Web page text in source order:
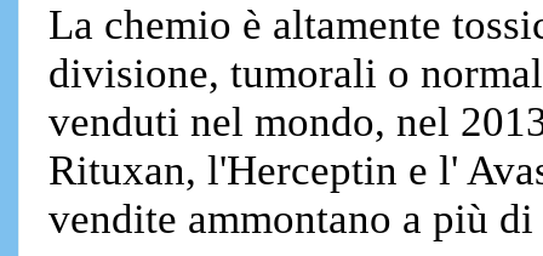
La chemio è altamente
divisione, tumorali o
venduti nel mondo, nel
Rituxan, l'Herceptin e l'
vendite ammontano a più